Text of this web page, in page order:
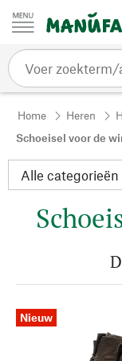
Passer au contenu
Home Heren
Schoeisel voor de
Nieuw